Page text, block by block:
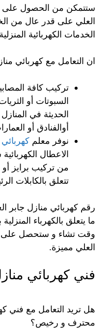
ستتمكن من الحصول على
العلي على قدر عال من
الخدمات الكهربائية
ان التعامل مع كهربائي
تركيب كافة
السبوتات أو
الحديثة في
أوالفنادق أو
نوفر معلم
الاعطال
من تركيب برايز
تتعلق بالكابلات
رقم كهربائي منازل جابر
ما يتعلق بالكهرباء
وقت تشاء و ستحصل على
العلي مميزة.
فني كهربائي
هل تريد التعامل مع فني
محترف و رخيص؟